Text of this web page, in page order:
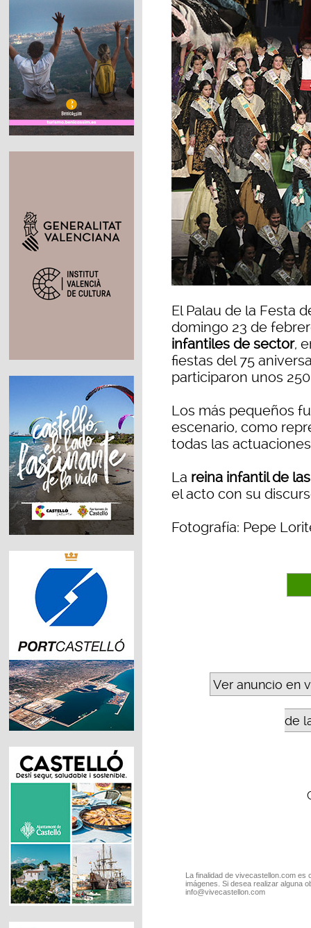
El Palau de la Festa
domingo 23 de
infantiles de sector,
fiestas del 75
participaron unos
Los más pequeños
escenario, como
todas las
La reina infantil de
el acto con su
Fotografía: Pepe
Ver anuncio en
de
La finalidad de vivecastellon.com
imágenes. Si desea realizar alguna
info@vivecastellon.com